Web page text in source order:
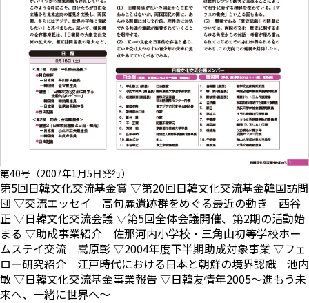
第40号（2007年1月5日発行）
第5回日韓文化交流基金賞 ▽第20回日韓文化交流基金韓国訪問
団 ▽交流エッセイ 高句麗遺跡群をめぐる最近の動き 西谷
正 ▽日韓文化交流会議 ▽第5回全体会議開催、第2期の活動始
まる ▽助成事業紹介 佐那河内小学校・三角山初等学校ホー
ムステイ交流 嵩原彰 ▽2004年度下半期助成対象事業 ▽フェ
ロー研究紹介 江戸時代における日本と朝鮮の境界認識 池内
敏 ▽日韓文化交流基金事業報告 ▽日韓友情年2005～進もう未
来へ、一緒に世界へ～